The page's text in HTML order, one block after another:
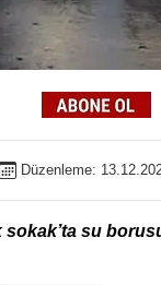
Düzenleme:
sokak’ta su